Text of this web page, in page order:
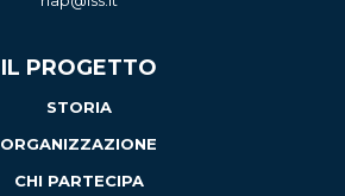
IL PROGETTO
STORIA
ORGANIZZAZIONE
CHI PARTECIPA